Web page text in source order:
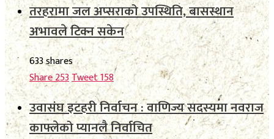
तरहरामा जल अप्सराको उपस्थिति, बासस्थान
अभावले टिक्न सकेन
633 shares
Share253Tweet158
उवासंघ इटहरी निर्वाचन : वाणिज्य सदस्यमा नवराज
काफ्लेको प्यानलै निर्वाचित